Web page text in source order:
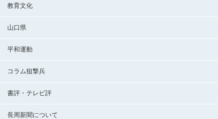
教育文化
山口県
平和運動
コラム狙撃兵
書評・テレビ評
長周新聞について